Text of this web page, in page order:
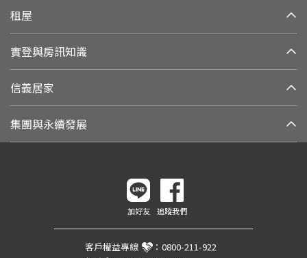
租屋
實登與房訊知識
信義居家
集團與永續發展
加好友 追蹤我們
客戶權益專線 ： 0800-211-922